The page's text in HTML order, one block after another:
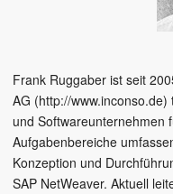
Frank Ruggaber ist seit
AG (http://
und Softwareunternehmen
Aufgabenbereiche
Konzeption und
SAP NetWeaver. Aktuell